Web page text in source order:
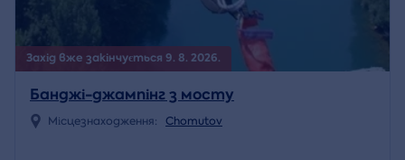
Захід вже закінчується 9. 8. 2026.
Банджі-джампінг з мосту
Місцезнаходження: Chomutov